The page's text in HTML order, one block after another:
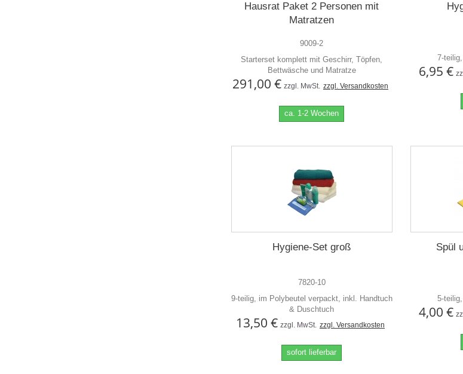
Hausrat Paket 2 Personen mit
Matratzen
9009-2
Starterset komplett mit Geschirr, Töpfen,
Bettwäsche und Matratze
291,00 € zzgl. MwSt. zzgl. Versandkosten
ca. 1-2 Wochen
7-
6,95 €
Hygiene-Set groß
7820-10
9-teilig, im Polybeutel verpackt, inkl. Handtuch
& Duschtuch
13,50 € zzgl. MwSt. zzgl. Versandkosten
sofort lieferbar
Spül
5-
4,00 €